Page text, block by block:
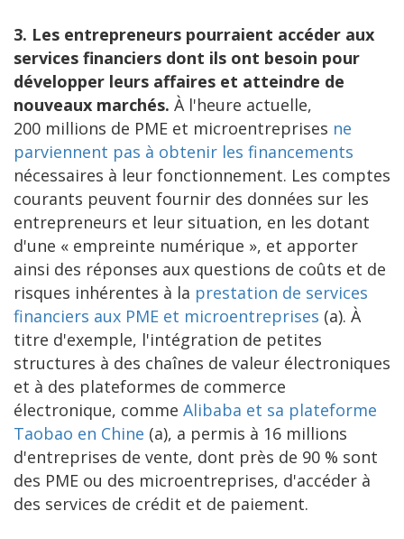
3. Les entrepreneurs pourraient accéder aux
services financiers dont ils ont besoin pour
développer leurs affaires et atteindre de
nouveaux marchés. À l'heure actuelle,
200 millions de PME et microentreprises ne
parviennent pas à obtenir les financements
nécessaires à leur fonctionnement. Les comptes
courants peuvent fournir des données sur les
entrepreneurs et leur situation, en les dotant
d'une « empreinte numérique », et apporter
ainsi des réponses aux questions de coûts et de
risques inhérentes à la prestation de services
financiers aux PME et microentreprises (a). À
titre d'exemple, l'intégration de petites
structures à des chaînes de valeur électroniques
et à des plateformes de commerce
électronique, comme Alibaba et sa plateforme
Taobao en Chine (a), a permis à 16 millions
d'entreprises de vente, dont près de 90 % sont
des PME ou des microentreprises, d'accéder à
des services de crédit et de paiement.